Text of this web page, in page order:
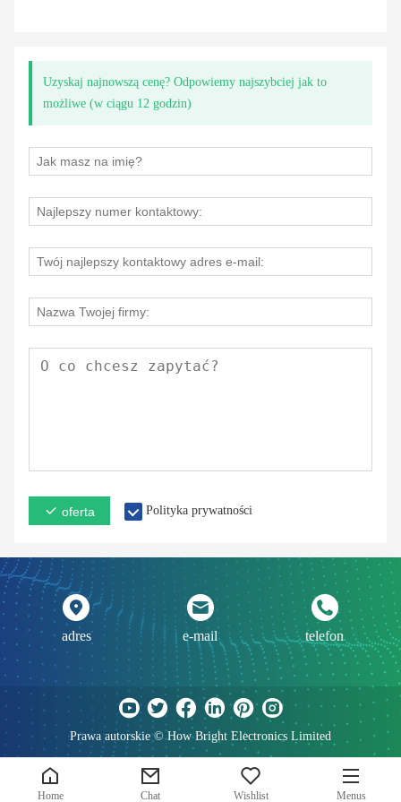
Uzyskaj najnowszą cenę? Odpowiemy najszybciej jak to
możliwe (w ciągu 12 godzin)
oferta Polityka prywatności
Home Chat Wishlist Menus
adres e-mail telefon
Prawa autorskie © How Bright Electronics Limited